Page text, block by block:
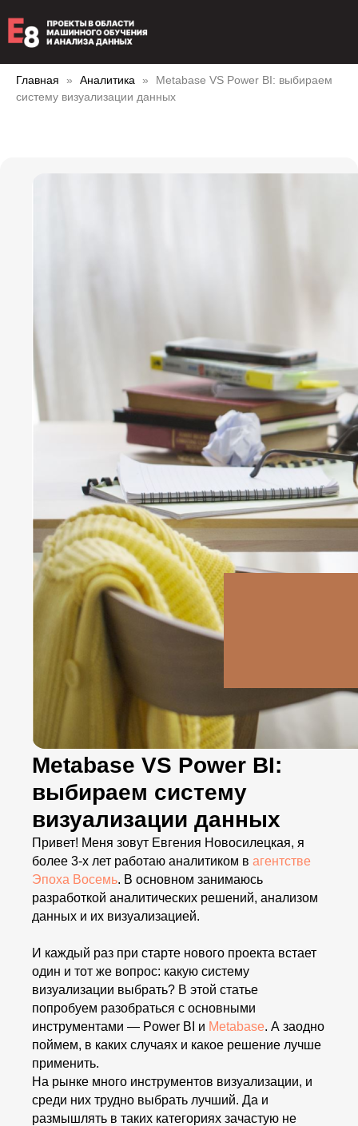
Главная Аналитика
Metabase VS Power BI: выбираем
систему визуализации данных
Metabase VS Power BI:
выбираем систему
визуализации данных
Привет! Меня зовут Евгения Новосилецкая, я
более 3-х лет работаю аналитиком в агентстве
Эпоха Восемь. В основном занимаюсь
разработкой аналитических решений, анализом
данных и их визуализацией.
И каждый раз при старте нового проекта встает
один и тот же вопрос: какую систему
визуализации выбрать? В этой статье
попробуем разобраться с основными
инструментами — Power BI и Metabase. А заодно
поймем, в каких случаях и какое решение лучше
применить.
На рынке много инструментов визуализации, и
среди них трудно выбрать лучший. Да и
размышлять в таких категориях зачастую не